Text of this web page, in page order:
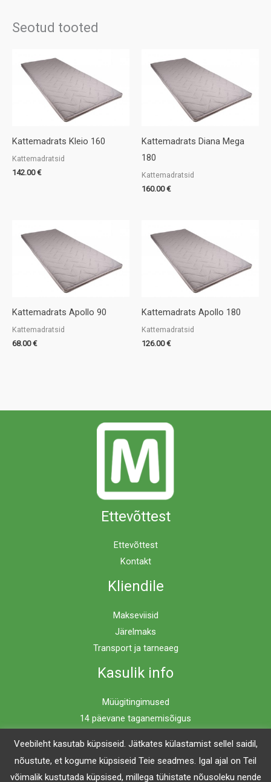
Seotud tooted
Kattemadrats Kleio 160
Kattemadratsid
142.00€
Kattemadrats Diana Mega
180
Kattemadratsid
160.00€
Kattemadrats Apollo 90
Kattemadratsid
68.00€
Kattemadrats Apollo 180
Kattemadratsid
126.00€
Ettevõttest
Ettevõttest
Kontakt
Kliendile
Makseviisid
Järelmaks
Transport ja tarneaeg
Kasulik info
Müügitingimused
14 päevane taganemisõigus
Veebileht kasutab küpsiseid. Jätkates külastamist sellel saidil,
nõustute, et kogume küpsiseid Teie seadmes. Igal ajal on Teil
võimalik kustutada küpsised, millega tühistate nõusoleku nende